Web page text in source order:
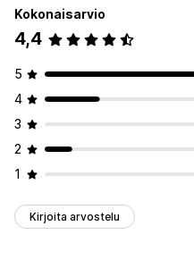
Kokonaisarvio
4,4
5
4
3
2
1
Kirjoita arvostelu